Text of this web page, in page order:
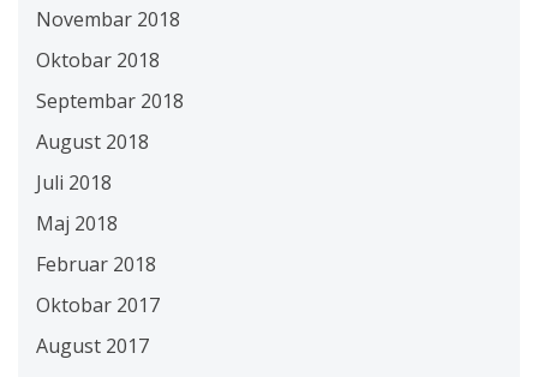
Novembar 2018
Oktobar 2018
Septembar 2018
August 2018
Juli 2018
Maj 2018
Februar 2018
Oktobar 2017
August 2017